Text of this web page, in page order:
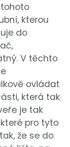
kterou
do
V těchto
ovládat
která tak
je tak
pro tyto
že se do